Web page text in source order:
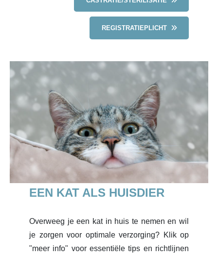
REGISTRATIEPLICHT
EEN KAT ALS HUISDIER
Overweeg je een kat in huis te nemen en wil
je zorgen voor optimale verzorging? Klik op
"meer info" voor essentiële tips en richtlijnen